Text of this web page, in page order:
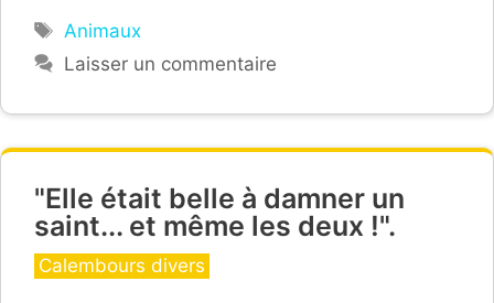
Étiquettes
Animaux
Laisser un commentaire
"Elle était belle à damner un
saint... et même les deux !".
Catégories
Calembours divers